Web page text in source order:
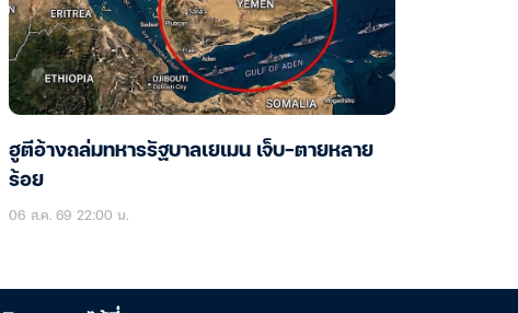
ฮูตีอ้างถล่มทหารรัฐบาลเยเมน เจ็บ-ตายหลาย
ร้อย
06 ส.ค. 69 22:00 น.